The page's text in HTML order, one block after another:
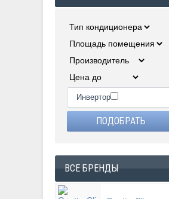
Инвертор
ВСЕ БРЕНДЫ